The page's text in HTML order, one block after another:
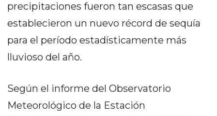
CÓMO RECIBIR PEDIDOS
DE COMIDA POR
WHATSAPP: LA GUÍA
RESTAURANTES Y
precipitaciones fueron tan escasas que
establecieron un nuevo récord de sequía
para el período estadísticamente más
lluvioso del año.
Según el informe del Observatorio
Meteorológico de la Estación